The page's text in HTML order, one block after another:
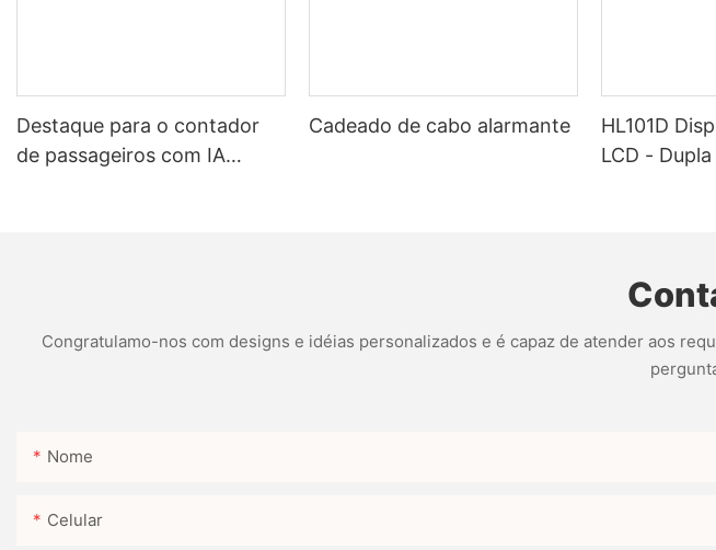
Destaque para o contador
de passageiros com IA
Cadeado de cabo alarmante
HL101D
LCD -
Congratulamo-nos com designs e idéias personalizados e é capaz de atender aos
Nome
Celular